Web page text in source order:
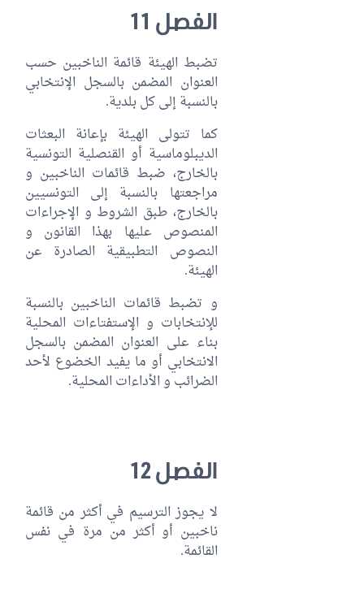
الفصل 11
تضبط الهيئة قائمة الناخبين حسب
العنوان المضمن بالسجل الإنتخابي
بالنسبة إلى كل بلدية.
كما تتولى الهيئة بإعانة البعثات
الديبلوماسية أو القنصلية التونسية
بالخارج، ضبط قائمات الناخبين و
مراجعتها بالنسبة إلى التونسيين
بالخارج، طبق الشروط و الإجراءات
المنصوص عليها بهذا القانون و
النصوص التطبيقية الصادرة عن
الهيئة.
و تضبط قائمات الناخبين بالنسبة
للإنتخابات و الإستفتاءات المحلية
بناء على العنوان المضمن بالسجل
الانتخابي أو ما يفيد الخضوع لأحد
الضرائب و الأداءات المحلية.
الفصل 12
لا يجوز الترسيم في أكثر من قائمة
ناخبين أو أكثر من مرة في نفس
القائمة.